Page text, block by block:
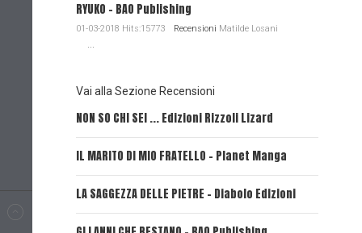
RYUKO - BAO Publishing
01-03-2018 Hits:15773 Recensioni Matilde Losani
...
Vai alla Sezione Recensioni
NON SO CHI SEI ... Edizioni Rizzoli Lizard
IL MARITO DI MIO FRATELLO - Planet Manga
LA SAGGEZZA DELLE PIETRE - Diabolo Edizioni